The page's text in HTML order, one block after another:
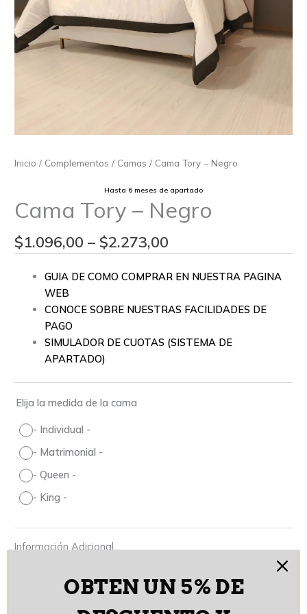
Inicio / Complementos / Camas / Cama Tory – Negro
Hasta 6 meses de apartado
Cama Tory – Negro
$1.096,00 – $2.273,00
GUIA DE COMO COMPRAR EN NUESTRA PAGINA
WEB
CONOCE SOBRE NUESTRAS FACILIDADES DE
PAGO
SIMULADOR DE CUOTAS (SISTEMA DE
APARTADO)
Elija la medida de la cama
- Individual -
- Matrimonial -
- Queen -
- King -
Información Adicional
Apartado
De contado Cashea
OBTEN UN 5% DE